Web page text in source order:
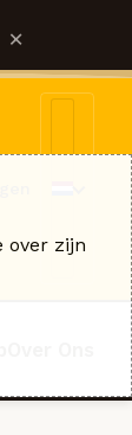
×
over zijn